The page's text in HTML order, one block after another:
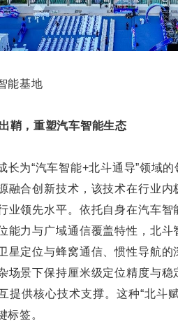
能基地
鞘，重塑汽车智能生态
长为“汽车智能+北斗通导”领域
融合创新技术，该技术在行业
业领先水平。依托自身在汽车
能力与广域通信覆盖特性，北
星定位与蜂窝通信、惯性导航的
场景下保持厘米级定位精度与稳
提供核心技术支撑。这种“北斗
标签。